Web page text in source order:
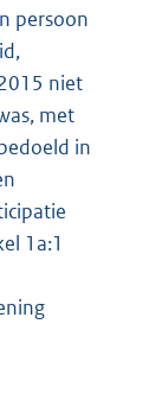
persoon
niet
met
in
1a:1